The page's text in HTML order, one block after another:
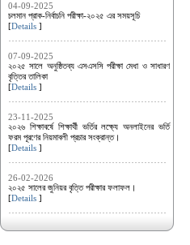
04-09-2025
চলমান প্রাক-নির্বাচনি পরীক্ষা-২০২৫ এর সময়সূচি
[Details ]
07-09-2025
২০২৫ সালে অনুষ্ঠিতব্য এসএসসি পরীক্ষা মেধা ও সাধারণ
বৃত্তির তালিকা
[Details ]
23-11-2025
২০২৬ শিক্ষাবর্ষে শিক্ষার্থী ভর্তির লক্ষ্যে অনলাইনের ভর্তি
ফরম পূরণের নিয়মাবলী প্রচার সংক্রান্ত।
[Details ]
26-02-2026
২০২৫ সালের জুনিয়র বৃত্তি পরীক্ষার ফলাফল।
[Details ]